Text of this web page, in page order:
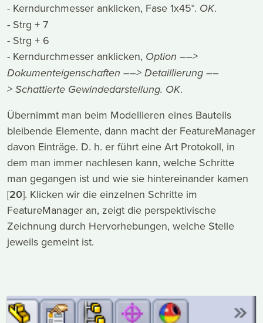
- Kerndurchmesser anklicken, Fase 1x45°. OK.
- Strg + 7
- Strg + 6
- Kerndurchmesser anklicken, Option ––>
Dokumenteigenschaften ––>Detaillierung––
>Schattierte Gewindedarstellung. OK.
Übernimmt man beim Modellieren eines Bauteils
bleibende Elemente, dann macht der FeatureManager
davon Einträge. D. h. er führt eine Art Protokoll, in
dem man immer nachlesen kann, welche Schritte
man gegangen ist und wie sie hintereinander kamen
[20]. Klicken wir die einzelnen Schritte im
FeatureManager an, zeigt die perspektivische
Zeichnung durch Hervorhebungen, welche Stelle
jeweils gemeint ist.